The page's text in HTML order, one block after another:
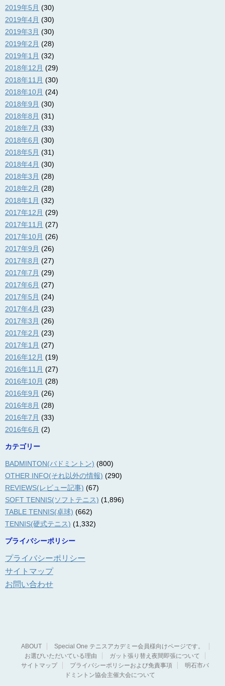
2019年5月 (30)
2019年4月 (30)
2019年3月 (30)
2019年2月 (28)
2019年1月 (32)
2018年12月 (29)
2018年11月 (30)
2018年10月 (24)
2018年9月 (30)
2018年8月 (31)
2018年7月 (33)
2018年6月 (30)
2018年5月 (31)
2018年4月 (30)
2018年3月 (28)
2018年2月 (28)
2018年1月 (32)
2017年12月 (29)
2017年11月 (27)
2017年10月 (26)
2017年9月 (26)
2017年8月 (27)
2017年7月 (29)
2017年6月 (27)
2017年5月 (24)
2017年4月 (23)
2017年3月 (26)
2017年2月 (23)
2017年1月 (27)
2016年12月 (19)
2016年11月 (27)
2016年10月 (28)
2016年9月 (26)
2016年8月 (28)
2016年7月 (33)
2016年6月 (2)
カテゴリー
BADMINTON(バドミントン) (800)
OTHER INFO(それ以外の情報) (290)
REVIEWS(レビュー記事) (67)
SOFT TENNIS(ソフトテニス) (1,896)
TABLE TENNIS(卓球) (662)
TENNIS(硬式テニス) (1,332)
プライバシーポリシー
プライバシーポリシー
サイトマップ
お問い合わせ
ABOUT
Special One テニスアカデミー会員様向けページです。
お選びいただいている理由
ガット張り替え夜間即張について
サイトマップ
プライバシーポリシーおよび免責事項
明石市バ
ドミントン協会主催大会について